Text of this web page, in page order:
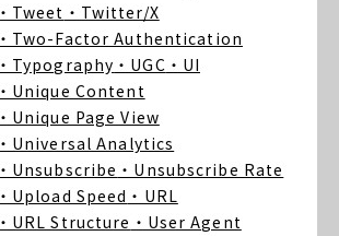
・Tweet ・Twitter/X
・Two-Factor Authentication
・Typography ・UGC ・UI
・Unique Content
・Unique Page View
・Universal Analytics
・Unsubscribe ・Unsubscribe Rate
・Upload Speed ・URL
・URL Structure ・User Agent